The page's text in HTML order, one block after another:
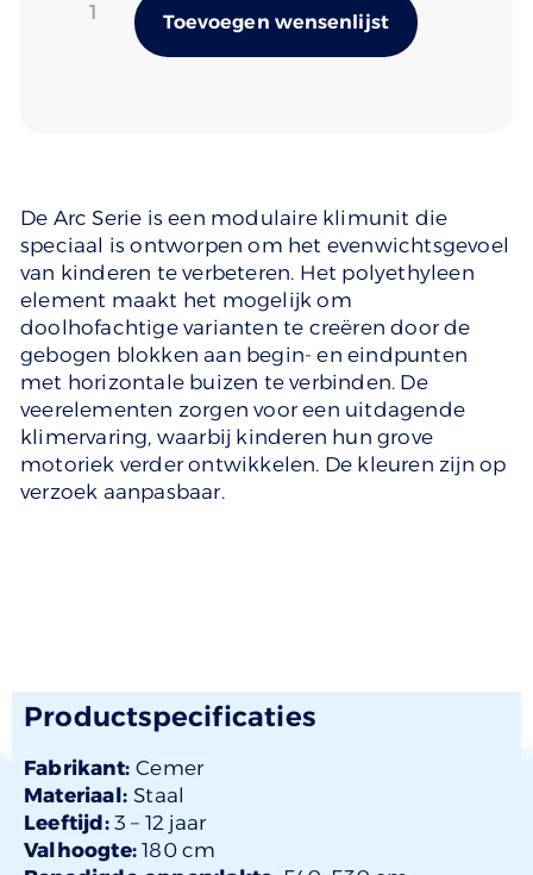
Toevoegen wensenlijst
De Arc Serie is een modulaire klimunit die
speciaal is ontworpen om het evenwichtsgevoel
van kinderen te verbeteren. Het polyethyleen
element maakt het mogelijk om
doolhofachtige varianten te creëren door de
gebogen blokken aan begin- en eindpunten
met horizontale buizen te verbinden. De
veerelementen zorgen voor een uitdagende
klimervaring, waarbij kinderen hun grove
motoriek verder ontwikkelen. De kleuren zijn op
verzoek aanpasbaar.
Productspecificaties
Fabrikant:Cemer
Materiaal:Staal
Leeftijd:3 – 12 jaar
Valhoogte: 180 cm